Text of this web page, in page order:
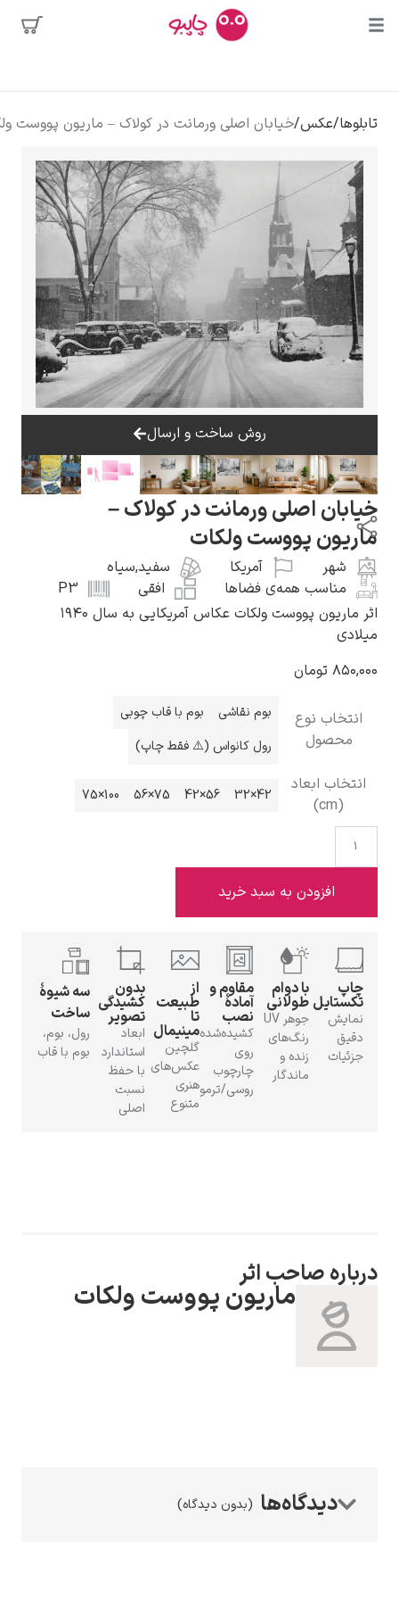
پیکاسو
تابلو بوسه
سالوادور دالی
فریدا کالوا
محبوب‌ترین
هنرمندان
کلود مونه
ونسان ون گوگ
گوستاو کلیمت
کامی پیسارو
ادوارد هاپر
ادگار دگا
رامبرانت
تابلوها/عکس/خیابان اصلی ورمانت در کولاک – ماریون پووست ولکات
روش ساخت و ارسال
خیابان اصلی ورمانت در کولاک –
ماریون پووست ولکات
شهر آمریکا سفید,سیاه
مناسب همه‌ی فضاها
افقی
P3
اثر ماریون پووست ولکات عکاس آمریکایی به سال ۱۹۴۰
میلادی
۸۵۰,۰۰۰ تومان
انتخاب نوع
محصول
بوم نقاشی
بوم با قاب چوبی
رول کانواس (⚠️ فقط چاپ)
انتخاب ابعاد
56×42
75×56
100×75
افزودن به سبد خرید
چاپ
تکستایل
نمایش
دقیق
جزئیات
با دوام
طولانی
جوهر UV
رنگ‌های
زنده و
ماندگار
مقاوم و
آمادهٔ
نصب
کشیده‌شده
چارچوب
روسی/ترمو
از
طبیعت
مینیمال
گلچین
عکس‌های
هنری
متنوع
بدون
کشیدگی
تصویر
ابعاد
استاندارد
با حفظ
نسبت
اصلی
سه شیوهٔ
ساخت
رول، بوم،
بوم با قاب
درباره صاحب اثر
ماریون پووست ولکات
(بدون دیدگاه)